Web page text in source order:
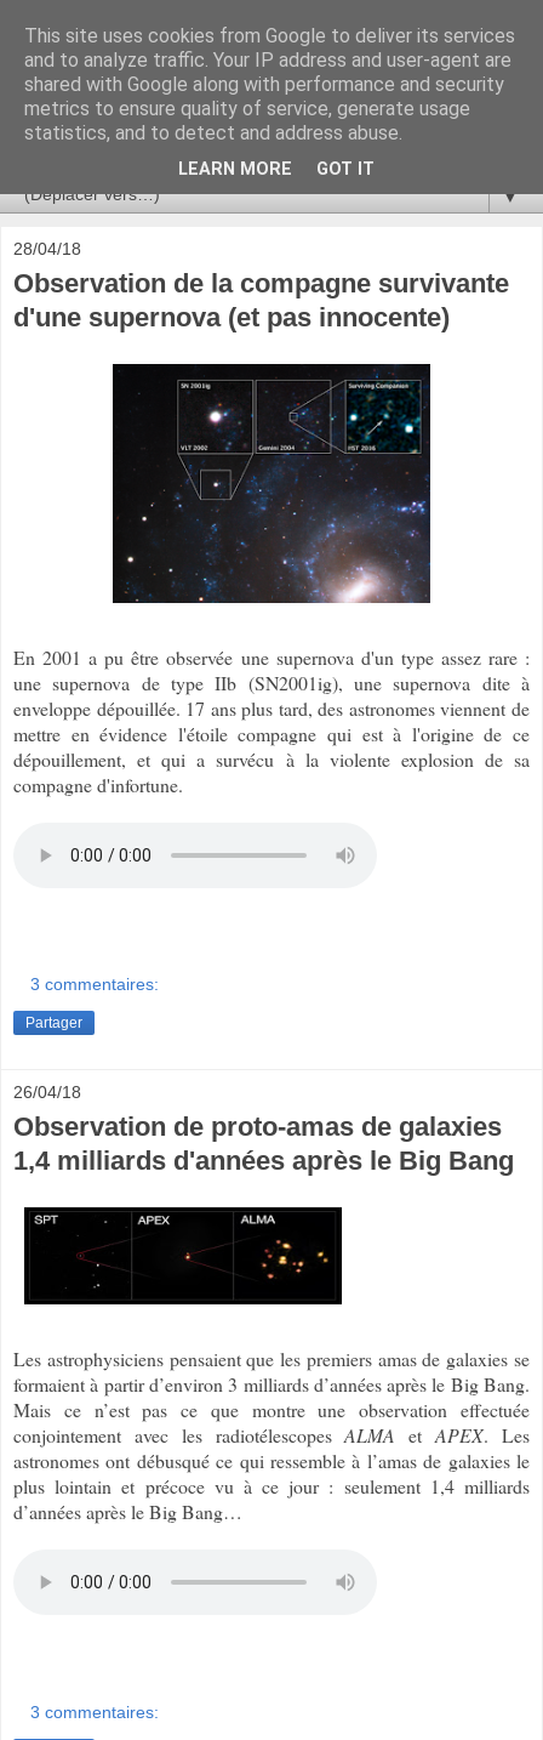
Ça se passe là haut
Astronomie, Astrophysique, Astroparticules, Cosmologie.
L'infini se contemple, indéfiniment. ISSN 2272-5768
▼
28/04/18
Observation de la compagne survivante
d'une supernova (et pas innocente)
En 2001 a pu être observée une supernova d'un type assez rare :
une supernova de type IIb (SN2001ig), une supernova dite à
enveloppe dépouillée. 17 ans plus tard, des astronomes viennent de
mettre en évidence l'étoile compagne qui est à l'origine de ce
dépouillement, et qui a survécu à la violente explosion de sa
compagne d'infortune.
3 commentaires:
Partager
26/04/18
Observation de proto-amas de galaxies
1,4 milliards d'années après le Big Bang
Les astrophysiciens pensaient que les premiers amas de galaxies se
formaient à partir d’environ 3 milliards d’années après le Big Bang.
Mais ce n’est pas ce que montre une observation effectuée
conjointement avec les radiotélescopesALMAetAPEX. Les
astronomes ont débusqué ce qui ressemble à l’amas de galaxies le
plus lointain et précoce vu à ce jour : seulement 1,4 milliards
d’années après le Big Bang…
3 commentaires:
This site uses cookies from Google to deliver its services
and to analyze traffic. Your IP address and user-agent are
shared with Google along with performance and security
metrics to ensure quality of service, generate usage
statistics, and to detect and address abuse.
LEARN MORE GOT IT